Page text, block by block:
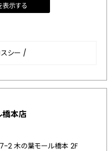
表示する
シー /
橋本店
2 木の葉モール橋本 2F